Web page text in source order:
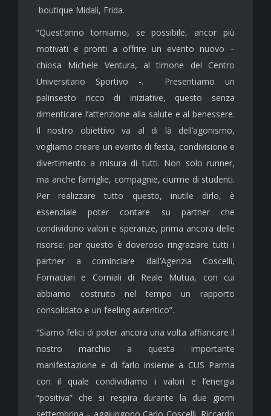
boutique Midali, Frida.
“Quest’anno torniamo, se possibile, ancor più
motivati e pronti a offrire un evento nuovo –
chiosa Michele Ventura, al timone del Centro
Universitario Sportivo -. Presentiamo un
palinsesto ricco di iniziative, questo senza
dimenticare l’attenzione alla salute e al benessere.
Il nostro obiettivo va al di là dell’agonismo,
vogliamo creare un evento di festa, condivisione e
divertimento a misura di tutti. Non solo runner,
ma anche famiglie, compagnie, ciurme di studenti.
Per realizzare tutto questo, inutile dirlo, è
essenziale poter contare su partner che
condividono valori e speranze, prima ancora delle
risorse: per questo è doveroso ringraziare tutti i
partner a cominciare dall’Agenzia Coscelli,
Fornaciari e Corniali di Reale Mutua, con cui
abbiamo costruito nel tempo un rapporto
consolidato e un feeling autentico”.
“Siamo felici di poter ancora una volta affiancare il
nostro marchio a questa importante
manifestazione e di farlo insieme a CUS Parma
con il quale condividiamo i valori e l’energia
“positiva” che si respira durante la due giorni
settembrina – aggiungono Carlo Coscelli, Riccardo